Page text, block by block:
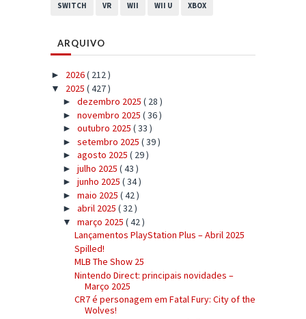
SWITCH VR WII WII U XBOX
ARQUIVO
► 2026( 212 )
▼ 2025 ( 427 )
► dezembro 2025 ( 28 )
► novembro 2025 ( 36 )
► outubro 2025 ( 33 )
► setembro 2025 ( 39 )
► agosto 2025 ( 29 )
► julho 2025 ( 43 )
► junho 2025 ( 34 )
► maio 2025 ( 42 )
► abril 2025 ( 32 )
▼ março 2025 ( 42 )
Lançamentos PlayStation Plus – Abril 2025
Spilled!
MLB The Show 25
Nintendo Direct: principais novidades –
Março 2025
CR7 é personagem em Fatal Fury: City of the
Wolves!